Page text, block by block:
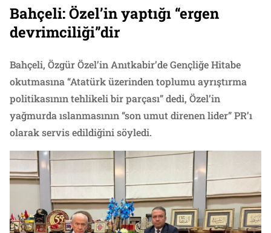
Bahçeli: Özel’in yaptığı “ergen
devrimciliği”dir
Bahçeli, Özgür Özel’in Anıtkabir’de Gençliğe Hitabe
okutmasına “Atatürk üzerinden toplumu ayrıştırma
politikasının tehlikeli bir parçası” dedi, Özel’in
yağmurda ıslanmasının “son umut direnen lider” PR’ı
olarak servis edildiğini söyledi.